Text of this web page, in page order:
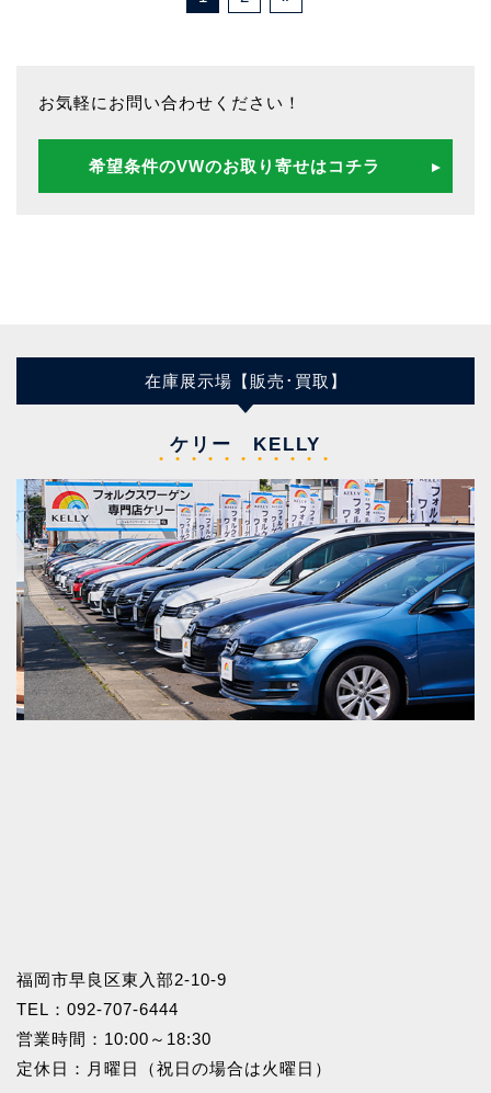
お気軽にお問い合わせください！
希望条件のVWのお取り寄せはコチラ
在庫展示場【販売･買取】
ケリー KELLY
福岡市早良区東入部2-10-9
TEL： 092-707-6444
営業時間：10:00～18:30
定休日：月曜日（祝日の場合は火曜日）